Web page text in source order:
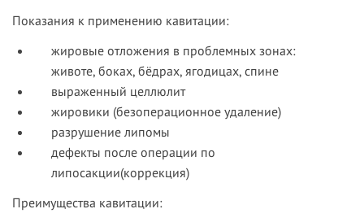
Показания к применению кавитации:
жировые отложения в проблемных зонах:
животе, боках, бёдрах, ягодицах, спине
выраженный целлюлит
жировики (безоперационное удаление)
разрушение липомы
дефекты после операции по
липосакции(коррекция)
Преимущества кавитации: